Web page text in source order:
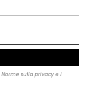
Norme sulla privacy e i